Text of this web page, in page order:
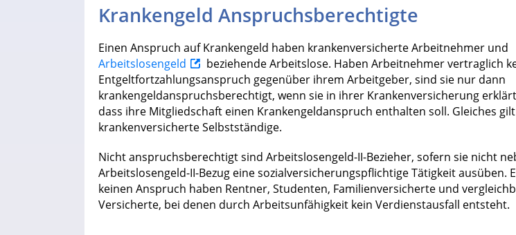
Krankengeld Anspruchsberechtigte
Einen Anspruch auf Krankengeld haben krankenversicherte Arbeitnehmer und
Arbeitslosengeld
beziehende Arbeitslose. Haben Arbeitnehmer vertraglich
Entgeltfortzahlungsanspruch gegenüber ihrem Arbeitgeber, sind sie nur dann
krankengeldanspruchsberechtigt, wenn sie in ihrer Krankenversicherung
dass ihre Mitgliedschaft einen Krankengeldanspruch enthalten soll. Gleiches
krankenversicherte Selbstständige.
Nicht anspruchsberechtigt sind Arbeitslosengeld-II-Bezieher, sofern sie nicht
Arbeitslosengeld-II-Bezug eine sozialversicherungspflichtige Tätigkeit ausüben.
keinen Anspruch haben Rentner, Studenten, Familienversicherte und
Versicherte, bei denen durch Arbeitsunfähigkeit kein Verdienstausfall entsteht.
Obdachloser (58)
Nach öffentlichem